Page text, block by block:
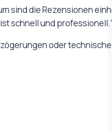
sind die Rezensionen
schnell und
oder